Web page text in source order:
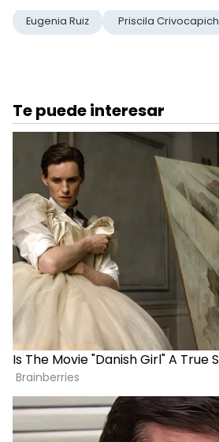
Eugenia Ruiz Priscila Crivocapich